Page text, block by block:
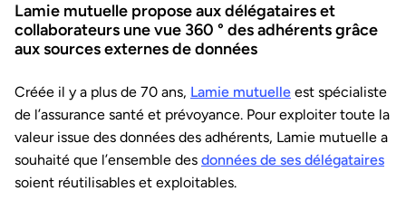
Lamie mutuelle propose aux délégataires et
collaborateurs une vue 360 ° des adhérents grâce
aux sources externes de données
Créée il y a plus de 70 ans, Lamie mutuelle est spécialiste
de l’assurance santé et prévoyance. Pour exploiter toute la
valeur issue des données des adhérents, Lamie mutuelle a
souhaité que l’ensemble des données de ses délégataires
soient réutilisables et exploitables.